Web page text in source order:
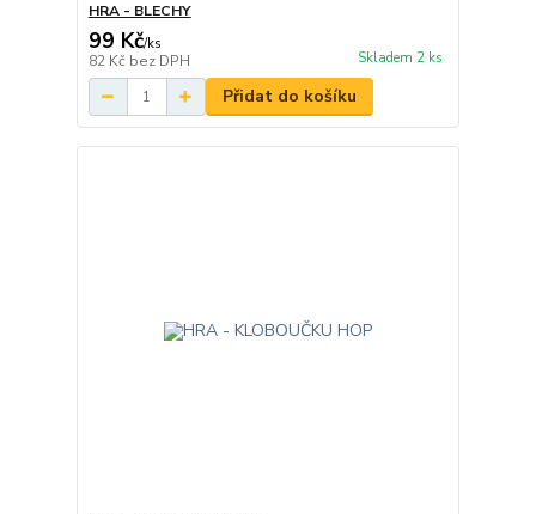
HRA - BLECHY
99 Kč/ks
82 Kč bez DPH Skladem 2 ks
Přidat do košíku